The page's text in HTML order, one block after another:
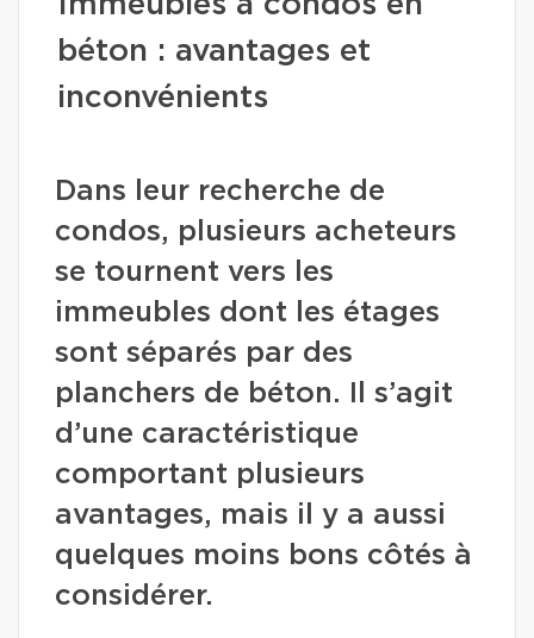
béton : avantages et
inconvénients
Dans leur recherche de
condos, plusieurs acheteurs
se tournent vers les
immeubles dont les étages
sont séparés par des
planchers de béton. Il s’agit
d’une caractéristique
comportant plusieurs
avantages, mais il y a aussi
quelques moins bons côtés à
considérer.